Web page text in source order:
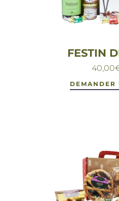
FESTIN
40,00
DEMANDER